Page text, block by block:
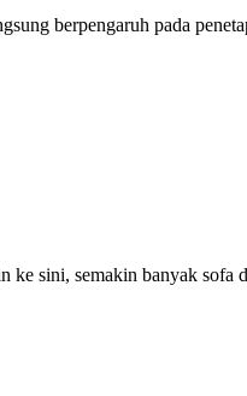
berpengaruh pada
sini, semakin banyak sofa